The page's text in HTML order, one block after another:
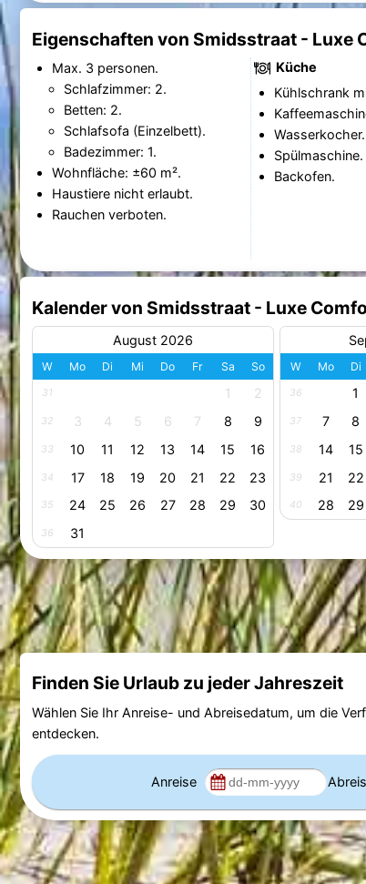
Eigenschaften von Smidsstraat - Luxe
Max. 3 personen.
Schlafzimmer: 2.
Betten: 2.
Schlafsofa (Einzelbett).
Badezimmer: 1.
Wohnfläche: ±60 m².
Haustiere nicht erlaubt.
Rauchen verboten.
Küche
Kühlschrank
Wasserkocher.
Spülmaschine.
Backofen.
Kalender von Smidsstraat - Luxe
August 2026
W Mo Di Mi Do Fr Sa So
31 1 2
32 3 4 5 6 7 8 9
33 10 11 12 13 14 15 16
34 17 18 19 20 21 22 23
35 24 25 26 27 28 29 30
36 31
W Mo Di
36 1
37 7 8
38 14 15
39 21 22
40 28 29
Finden Sie Urlaub zu jeder Jahreszeit
Wählen Sie Ihr Anreise- und Abreisedatum, um die
entdecken.
Anreise